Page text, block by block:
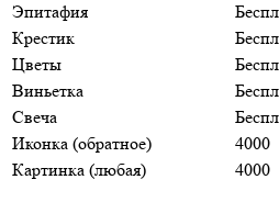
Эпитафия
Крестик
Цветы
Виньетка
Свеча
Иконка (обратное)
4000
Картинка (любая)
4000